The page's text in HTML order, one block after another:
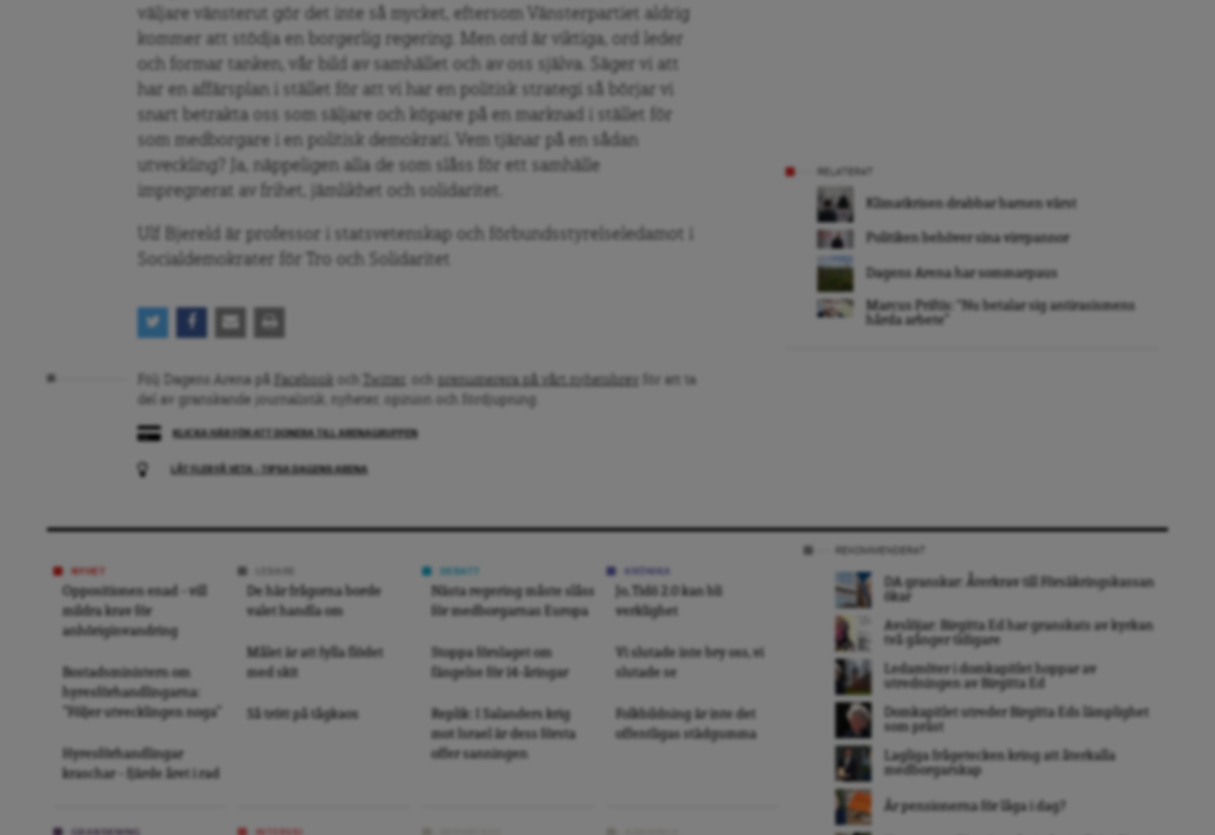
väljare vänsterut gör det inte så mycket, eftersom Vänsterpartiet aldrig
kommer att stödja en borgerlig regering. Men ord är viktiga, ord leder
och formar tanken, vår bild av samhället och av oss själva. Säger vi att
har en affärsplan i stället för att vi har en politisk strategi så börjar vi
snart betrakta oss som säljare och köpare på en marknad i stället för
som medborgare i en politisk demokrati. Vem tjänar på en sådan
utveckling? Ja, näppeligen alla de som slåss för ett samhälle
impregnerat av frihet, jämlikhet och solidaritet.
Ulf Bjereld är professor i statsvetenskap och förbundsstyrelseledamot i
Socialdemokrater för Tro och Solidaritet
Följ Dagens Arena på Facebook Twitter prenumerera på vårt nyhetsbrev
för att ta
del av granskande journalistik, nyheter, opinion och fördjupning.
LÅT FLER FÅ VETA – TIPSA DAGENS ARENA
Klimatkrisen drabbar barnen värst
Politiken behöver sina virrpannor
Dagens Arena har sommarpaus
Marcus Priftis: “Nu betalar sig antirasismens
hårda arbete”
NYHET
Oppositionen enad – vill
mildra krav för
anhöriginvandring
Bostadsministern om
hyresförhandlingarna:
”Följer utvecklingen noga”
Hyresförhandlingar
kraschar – fjärde året i rad
De här frågorna borde
valet handla om
Målet är att fylla flödet
med skit
Så trött på tågkaos
Nästa regering måste slåss
för medborgarnas Europa
Stoppa förslaget om
fängelse för 14-åringar
Replik: I Salanders krig
mot Israel är dess första
offer sanningen
Jo, Tidö 2.0 kan bli
verklighet
Vi slutade inte bry oss, vi
slutade se
Folkbildning är inte det
offentligas städgumma
DA granskar: Återkrav till Försäkringskassan
ökar
Avslöjar: Birgitta Ed har granskats av kyrkan
två gånger tidigare
Ledamöter i domkapitlet hoppar av
utredningen av Birgitta Ed
Domkapitlet utreder Birgitta Eds lämplighet
som präst
Lagliga frågetecken kring att återkalla
medborgarskap
Är pensionerna för låga i dag?